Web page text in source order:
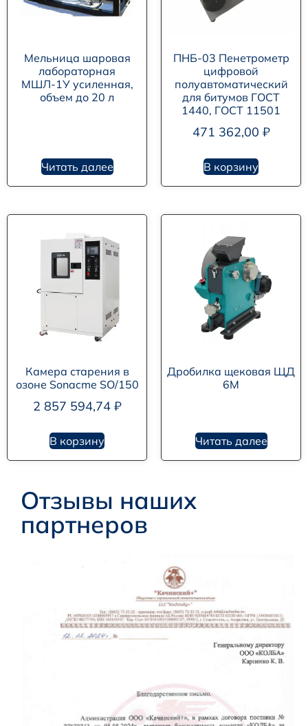
Мельница шаровая
лабораторная
МШЛ-1У усиленная,
объем до 20 л
Читать далее
ПНБ-03 Пенетрометр
цифровой
полуавтоматический
для битумов ГОСТ
1440, ГОСТ 11501
471 362,00 ₽
В корзину
Камера старения в
озоне Sonacme SO/150
2 857 594,74 ₽
В корзину
Дробилка щековая ЩД
6М
Читать далее
Отзывы наших
партнеров